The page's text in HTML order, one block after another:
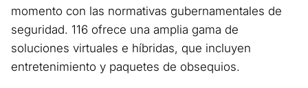
momento con las normativas gubernamentales de
seguridad. 116 ofrece una amplia gama de
soluciones virtuales e híbridas, que incluyen
entretenimiento y paquetes de obsequios.